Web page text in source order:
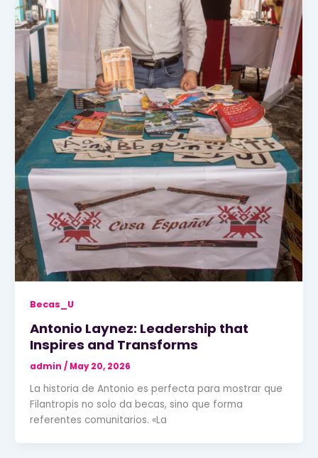
Becas_U
Antonio Laynez: Leadership that
Inspires and Transforms
admin / May 20, 2026
La historia de Antonio es perfecta para mostrar que
Filantropis no solo da becas, sino que forma
referentes comunitarios. «La